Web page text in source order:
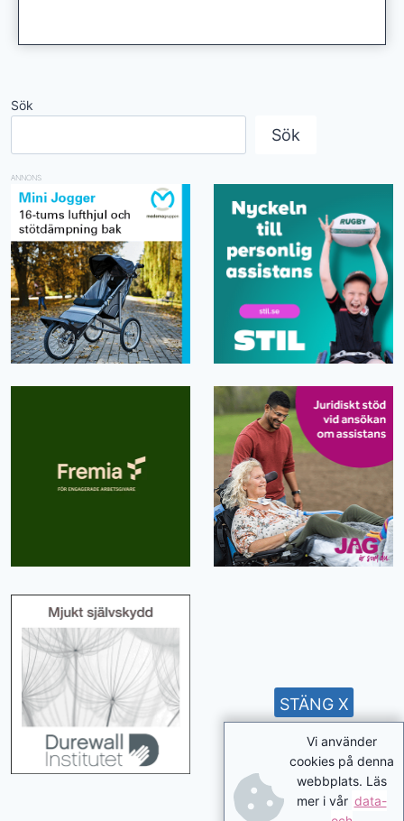
Sök
Sök
ANNONS
Vi använder
cookies på denna
webbplats. Läs
mer i vår data-
STÄNG X